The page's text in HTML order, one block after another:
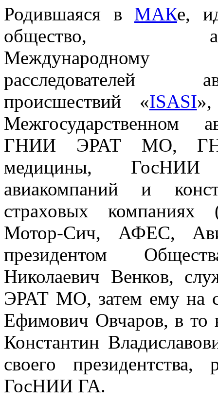
Родившаяся в МАКе,
общество,
Международному
расследователей
происшествий «ISASI
Межгосударственном
ГНИИ ЭРАТ МО,
медицины,
авиакомпаний и
страховых
Мотор-Сич, АФЕС,
президентом
Николаевич Венков,
ЭРАТ МО, затем ему на
Ефимович Овчаров, в
Константин
своего
ГосНИИ ГА.